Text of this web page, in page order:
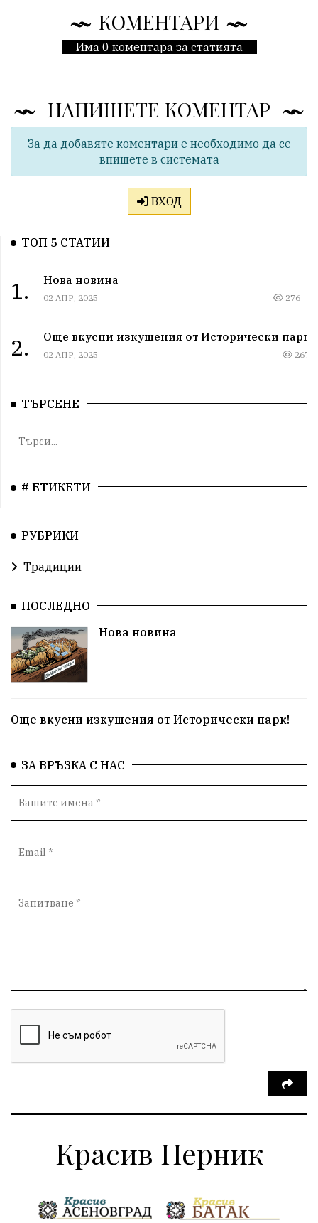
КОМЕНТАРИ
Има 0 коментара за статията
НАПИШЕТЕ КОМЕНТАР
За да добавяте коментари е необходимо да се
впишете в системата
ВХОД
ТОП 5 СТАТИИ
1. Нова новина
02 АПР, 2025 276
2. Още вкусни изкушения от Исторически парк!
02 АПР, 2025 267
ТЪРСЕНЕ
# ЕТИКЕТИ
РУБРИКИ
Традиции
ПОСЛЕДНО
Нова новина
Още вкусни изкушения от Исторически парк!
ЗА ВРЪЗКА С НАС
Красив Перник